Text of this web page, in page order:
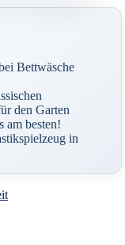
Bettwäsche
den Garten
am besten!
in